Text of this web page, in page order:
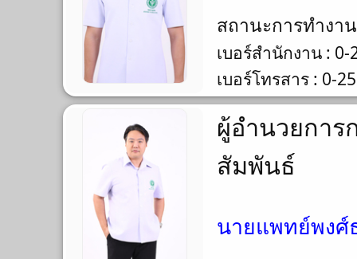
สถานะการทำงา
เบอร์สำนักงาน : 0-
เบอร์โทรสาร : 0-
ผู้อำนวยการ
สัมพันธ์
นายแพทย์พง